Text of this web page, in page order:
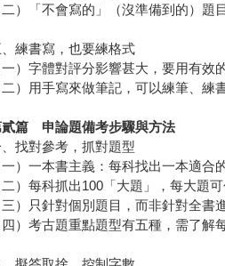
二）「不會寫的」（沒準備到的）題
、練書寫，也要練格式
一）字體對評分影響甚大，要用有效
二）用手寫來做筆記，可以練筆、練
貳篇 申論題備考步驟與方法
找對參考，抓對題型
一）一本書主義：每科找出一本適合
二）每科抓出100「大題」，每大題
三）只針對個別題目，而非針對全書
四）考古題重點題型有五種，需了解